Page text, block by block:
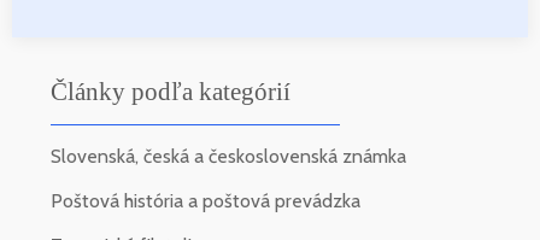
Články podľa kategórií
Slovenská, česká a československá známka
Poštová história a poštová prevádzka